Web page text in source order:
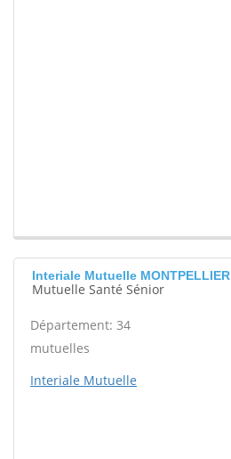
Interiale Mutuelle MONTPELLIER
Mutuelle Santé Sénior
Département: 34
mutuelles
Interiale Mutuelle